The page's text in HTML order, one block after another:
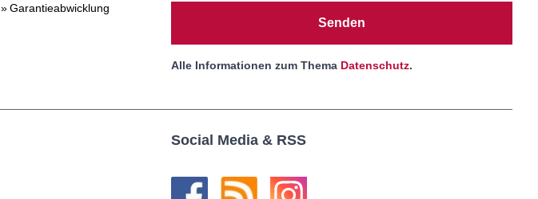
Garantieabwicklung
Senden
Alle Informationen zum Thema Datenschutz.
Social Media & RSS